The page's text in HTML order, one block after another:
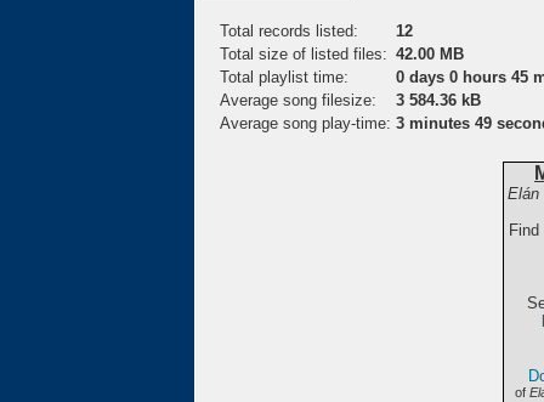
Total records listed:
12
Total size of listed files: 42.00 MB
Total playlist time:
0 days 0 hours 45
Average song filesize:
3 584.36 kB
Average song play-time: 3 minutes 49
Elán
of